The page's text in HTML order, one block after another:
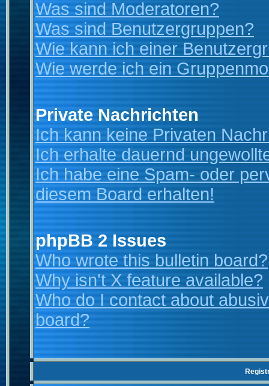
Was sind Moderatoren?
Was sind Benutzergruppen?
Wie kann ich einer
Wie werde ich ein
Private Nachrichten
Ich kann keine Privaten
Ich erhalte dauernd
Ich habe eine Spam- oder
diesem Board erhalten!
phpBB 2 Issues
Who wrote this bulletin board?
Why isn't X feature available?
Who do I contact about
board?